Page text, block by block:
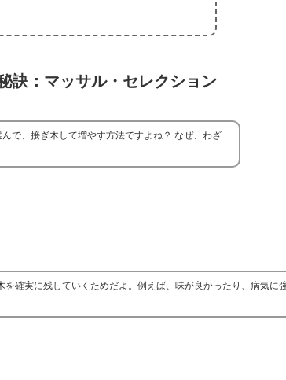
訣：マッサル・セレクション
で、接ぎ木して増やす方法ですよね？ なぜ、わざ
確実に残していくためだよ。例えば、味が良かったり、病気に